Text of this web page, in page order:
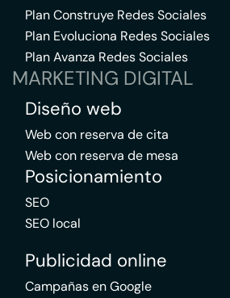
Plan Construye Redes Sociales
Plan Evoluciona Redes Sociales
Plan Avanza Redes Sociales
MARKETING DIGITAL
Diseño web
Web con reserva de cita
Web con reserva de mesa
Posicionamiento
SEO
SEO local
Publicidad online
Campañas en Google